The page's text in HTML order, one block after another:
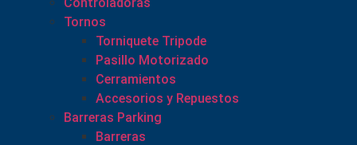
Tornos
Torniquete Tripode
Pasillo Motorizado
Cerramientos
Accesorios y Repuestos
Barreras Parking
Barreras